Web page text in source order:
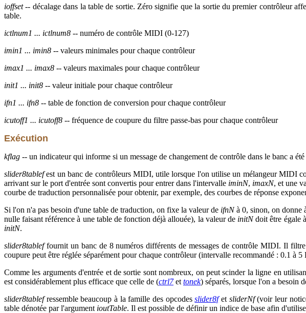
ioffset-- décalage dans la table de sortie. Zéro signifie que la sortie du premier contrôleur
table.
ictlnum1 ... ictlnum8 -- numéro de contrôle MIDI (0-127)
imin1 ... imin8 -- valeurs minimales pour chaque contrôleur
imax1 ... imax8 -- valeurs maximales pour chaque contrôleur
init1 ... init8 -- valeur initiale pour chaque contrôleur
ifn1 ... ifn8 -- table de fonction de conversion pour chaque contrôleur
icutoff1 ... icutoff8 -- fréquence de coupure du filtre passe-bas pour chaque contrôleur
Exécution
kflag -- un indicateur qui informe si un message de changement de contrôle dans le banc a
slider8tablefest un banc de contrôleurs MIDI, utile lorsque l'on utilise un mélangeur MIDI
arrivant sur le port d'entrée sont convertis pour entrer dans l'intervalle iminN, imaxN, et une
courbe de traduction personnalisée pour obtenir, par exemple, des courbes de réponse
Si l'on n'a pas besoin d'une table de traduction, on fixe la valeur de ifnNà 0, sinon, on donne
nulle faisant référence à une table de fonction déjà allouée), la valeur de initNdoit être égale
initN.
slider8tableffournit un banc de 8 numéros différents de messages de contrôle MIDI. Il
coupure peut être réglée séparément pour chaque contrôleur (intervalle recommandé : 0.1 à 5
Comme les arguments d'entrée et de sortie sont nombreux, on peut scinder la ligne en
est considérablement plus efficace que celle de (ctrl7et tonek) séparés, lorsque l'on a besoin
slider8tablefressemble beaucoup à la famille des opcodesslider8fet sliderNf(voir leur
table dénotée par l'argument ioutTable. Il est possible de définir un indice de base afin